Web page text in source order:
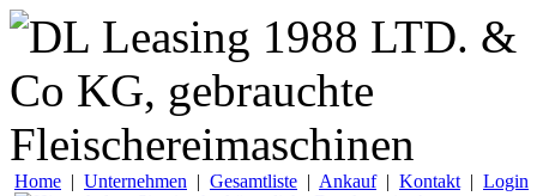
Home | Unternehmen | Gesamtliste | Ankauf| Kontakt | Login